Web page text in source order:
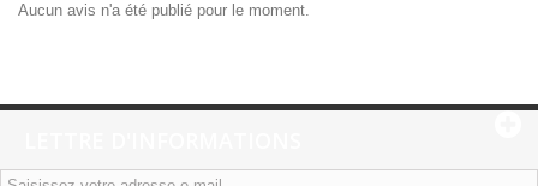
Aucun avis n'a été publié pour le moment.